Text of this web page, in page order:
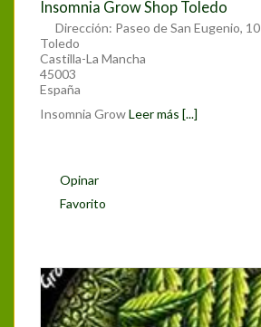
Insomnia Grow Shop Toledo
Dirección: Paseo de San Eugenio, 10
Toledo
Castilla-La Mancha
45003
España
Insomnia GrowLeer más [...]
Opinar
Favorito